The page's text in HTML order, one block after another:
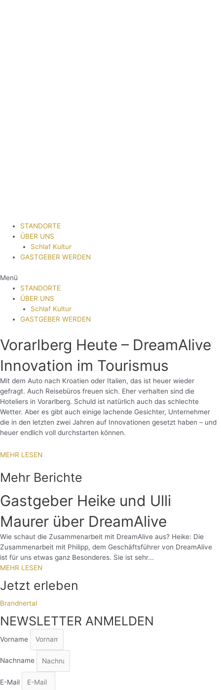
STANDORTE
ÜBER UNS
Schlaf Kultur
GASTGEBER WERDEN
Menü
STANDORTE
ÜBER UNS
Schlaf Kultur
GASTGEBER WERDEN
Vorarlberg Heute – DreamAlive
Innovation im Tourismus
Mit dem Auto nach Kroatien oder Italien, das ist heuer wieder
gefragt. Auch Reisebüros freuen sich. Eher verhalten sind die
Hoteliers in Vorarlberg. Schuld ist natürlich auch das schlechte
Wetter. Aber es gibt auch einige lachende Gesichter, Unternehmer
die in den letzten zwei Jahren auf Innovationen gesetzt haben – und
heuer endlich voll durchstarten können.
MEHR LESEN
Mehr Berichte
Gastgeber Heike und Ulli
Maurer über DreamAlive
Wie schaut die Zusammenarbeit mit DreamAlive aus? Heike: Die
Zusammenarbeit mit Philipp, dem Geschäftsführer von DreamAlive
ist für uns etwas ganz Besonderes. Sie ist sehr...
MEHR LESEN
Jetzt erleben
Brandnertal
NEWSLETTER ANMELDEN
Vorname
Nachname
E-Mail